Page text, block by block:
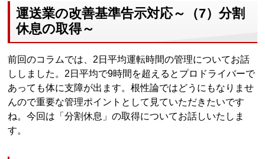
運送業の改善基準告示対応～（7）分割
休息の取得～
前回のコラムでは、2日平均運転時間の管理についてお話
ししました。2日平均で9時間を超えるとプロドライバーで
あっても体に支障が出ます。根性論ではどうにもなりませ
んので重要な管理ポイントとして見ていただきたいです
ね。今回は「分割休息」の取得についてお話しいたしま
す。